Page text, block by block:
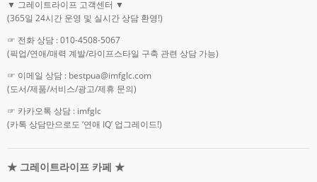
▼ 그레이트라이프 고객센터 ▼
(365일 24시간 운영 및 실시간 상담 환영!)
☞ 전화 상담 : 010-4508-5067
(픽업/연애/매력 계발/라이프스타일 구축 관련 상담 가능)
☞ 이메일 상담 : bestpua@imfglc.com
(도서/제품/서비스/광고/제휴 문의)
☞ 카카오톡 상담 : imfglc
(카톡 상담만으로도 ‘연애 IQ’ 업그레이드!)
★ 그레이트라이프 카페 ★